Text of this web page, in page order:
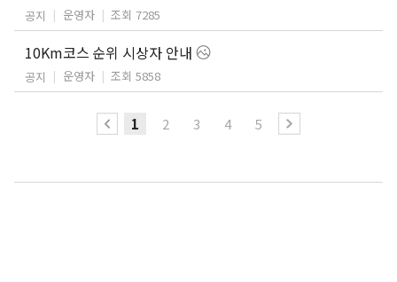
공지 운영자 조회 7285
10Km코스 순위 시상자 안내
공지 운영자 조회 5858
1 2 3 4 5